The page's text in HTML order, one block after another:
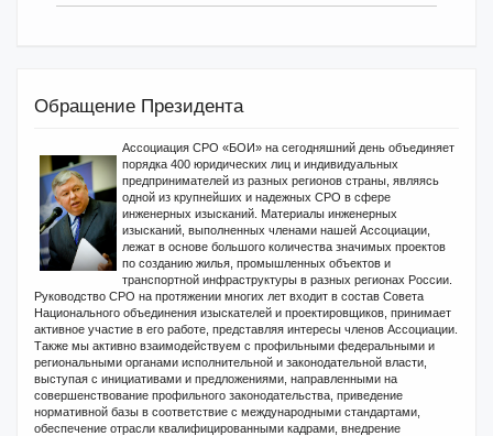
Обращение Президента
Ассоциация СРО «БОИ» на сегодняшний день объединяет
порядка 400 юридических лиц и индивидуальных
предпринимателей из разных регионов страны, являясь
одной из крупнейших и надежных СРО в сфере
инженерных изысканий. Материалы инженерных
изысканий, выполненных членами нашей Ассоциации,
лежат в основе большого количества значимых проектов
по созданию жилья, промышленных объектов и
транспортной инфраструктуры в разных регионах России.
Руководство СРО на протяжении многих лет входит в состав Совета
Национального объединения изыскателей и проектировщиков, принимает
активное участие в его работе, представляя интересы членов Ассоциации.
Также мы активно взаимодействуем с профильными федеральными и
региональными органами исполнительной и законодательной власти,
выступая с инициативами и предложениями, направленными на
совершенствование профильного законодательства, приведение
нормативной базы в соответствие с международными стандартами,
обеспечение отрасли квалифицированными кадрами, внедрение